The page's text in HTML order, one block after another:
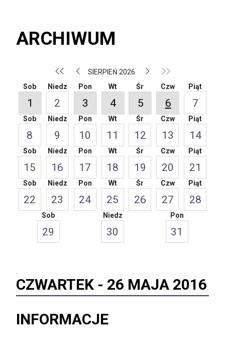
ARCHIWUM
SIERPIEŃ 2026
Sob
1
Niedz
2
Pon
3
Wt
4
Śr
5
Czw
6
Piąt
7
Sob
8
Niedz
9
Pon
10
Wt
11
Śr
12
Czw
13
Piąt
14
Sob
15
Niedz
16
Pon
17
Wt
18
Śr
19
Czw
20
Piąt
21
Sob
22
Niedz
23
Pon
24
Wt
25
Śr
26
Czw
27
Piąt
28
Sob
29
Niedz
30
Pon
31
CZWARTEK - 26 MAJA 2016
INFORMACJE